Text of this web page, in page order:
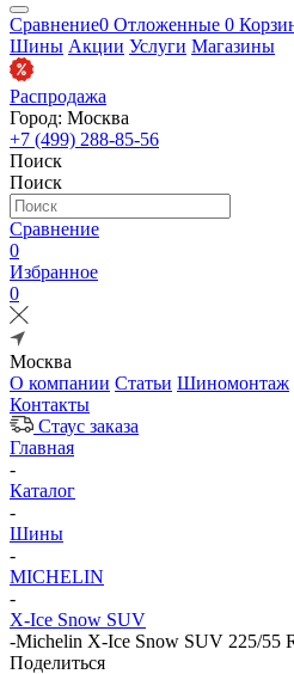
Сравнение0 Отложенные 0
Шины Акции Услуги Магазины
Распродажа
Город: Москва
+7 (499) 288-85-56
Поиск
Поиск
Сравнение
0
Избранное
0
Москва
О компании Статьи Шиномонтаж
Контакты
Стаус заказа
Главная
-
Каталог
-
Шины
-
MICHELIN
-
X-Ice Snow SUV
-Michelin X-Ice Snow SUV 225/55
Поделиться